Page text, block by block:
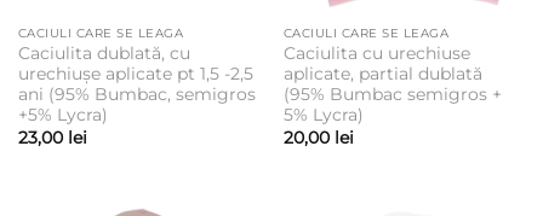
CACIULI CARE SE LEAGA
Caciulita dublată, cu
urechiușe aplicate pt 1,5 -2,5
ani (95% Bumbac, semigros
+5% Lycra)
23,00 lei
CACIULI CARE SE LEAGA
Caciulita cu urechiuse
aplicate, partial dublată
(95% Bumbac semigros +
5% Lycra)
20,00 lei